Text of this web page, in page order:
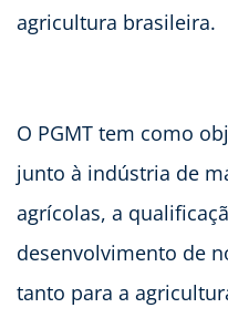
agricultura brasileira.
O PGMT tem como
junto à indústria de
agrícolas, a
desenvolvimento de
tanto para a